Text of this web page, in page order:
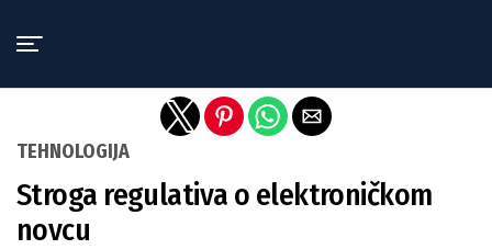
TEHNOLOGIJA
Stroga regulativa o elektroničkom
novcu